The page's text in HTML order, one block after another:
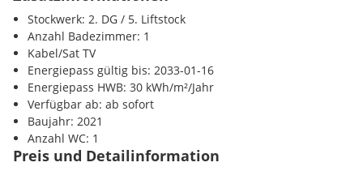
Lage:
Die Wohnung liegt in der Pilgramgasse im 5. Wiener
Naschmarkt. Die Liegenschaft verfügt über eine
und die nahe gelegene U-Bahn Station U4 und künftig auch die
Bedarfs befinden sich in fußläufiger Umgebung. Auch der
vielen Lokalen und Restaurants ist in ca. 9 Gehminuten
Sonstige
Bank <500m
Post <500m
Polizei <500m
Stockwerk: 2. DG / 5. Liftstock
Anzahl Badezimmer: 1
Kabel/Sat TV
Energiepass gültig bis: 2033-01-16
Energiepass HWB: 30 kWh/m²/Jahr
Verfügbar ab: ab sofort
Baujahr: 2021
Anzahl WC: 1
Preis und Detailinformation